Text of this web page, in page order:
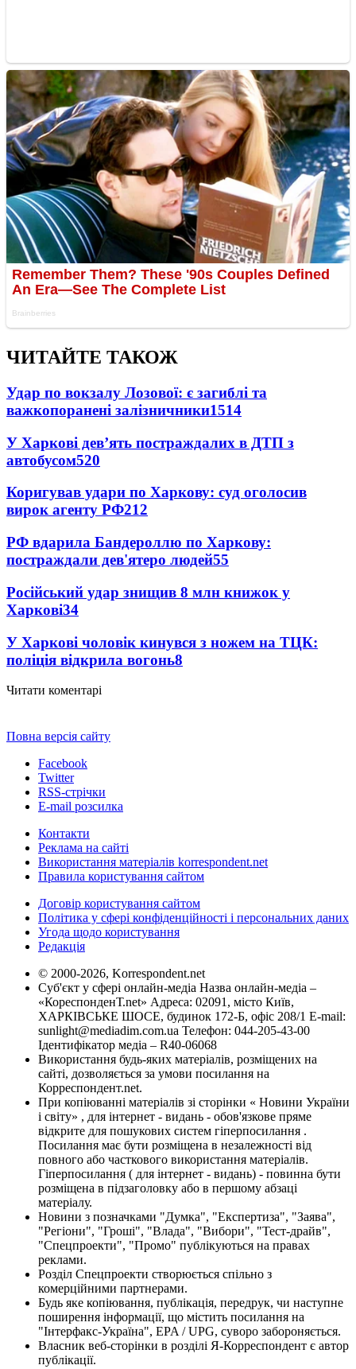
ЧИТАЙТЕ ТАКОЖ
Удар по вокзалу Лозової: є загиблі та
важкопоранені залізничники1514
У Харкові дев’ять постраждалих в ДТП з
автобусом520
Коригував удари по Харкову: суд оголосив
вирок агенту РФ212
РФ вдарила Бандероллю по Харкову:
постраждали дев'ятеро людей55
Російський удар знищив 8 млн книжок у
Харкові34
У Харкові чоловік кинувся з ножем на ТЦК:
поліція відкрила вогонь8
Читати коментарі
Повна версія сайту
Facebook
Twitter
RSS-стрічки
E-mail розсилка
Контакти
Реклама на сайті
Використання матеріалів korrespondent.net
Правила користування сайтом
Договір користування сайтом
Політика у сфері конфіденційності і персональних даних
Угода щодо користування
Редакція
© 2000-2026, Korrespondent.net
Суб'єкт у сфері онлайн-медіа Назва онлайн-медіа –
«КореспонденТ.net» Адреса: 02091, місто Київ,
ХАРКІВСЬКЕ ШОСЕ, будинок 172-Б, офіс 208/1 E-mail:
sunlight@mediadim.com.ua Телефон: 044-205-43-00
Ідентифікатор медіа – R40-06068
Використання будь-яких матеріалів, розміщених на
сайті, дозволяється за умови посилання на
Корреспондент.net.
При копіюванні матеріалів зі сторінки « Новини України
і світу» , для інтернет - видань - обов'язкове пряме
відкрите для пошукових систем гіперпосилання .
Посилання має бути розміщена в незалежності від
повного або часткового використання матеріалів.
Гіперпосилання ( для інтернет - видань) - повинна бути
розміщена в підзаголовку або в першому абзаці
матеріалу.
Новини з позначками "Думка", "Експертиза", "Заява",
"Регіони", "Гроші", "Влада", "Вибори", "Тест-драйв",
"Спецпроекти", "Промо" публікуються на правах
реклами.
Розділ Спецпроекти створюється спільно з
комерційними партнерами.
Будь яке копіювання, публікація, передрук, чи наступне
поширення інформації, що містить посилання на
"Інтерфакс-Україна", EPA / UPG, суворо забороняється.
Власник веб-сторінки в розділі Я-Корреспондент є автор
публікації.